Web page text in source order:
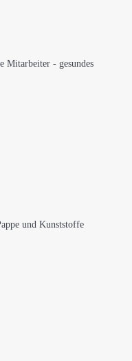
Mitarbeiter - gesundes
und Kunststoffe